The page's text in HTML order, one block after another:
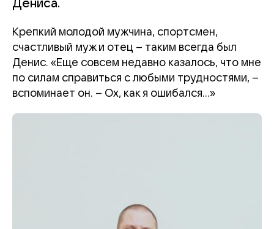
Дениса.
Крепкий молодой мужчина, спортсмен,
счастливый муж и отец – таким всегда был
Денис. «Еще совсем недавно казалось, что мне
по силам справиться с любыми трудностями, –
вспоминает он. – Ох, как я ошибался…»